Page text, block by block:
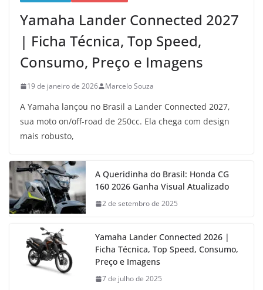
Yamaha Lander Connected 2027
| Ficha Técnica, Top Speed,
Consumo, Preço e Imagens
19 de janeiro de 2026 Marcelo Souza
A Yamaha lançou no Brasil a Lander Connected 2027,
sua moto on/off-road de 250cc. Ela chega com design
mais robusto,
A Queridinha do Brasil: Honda CG
160 2026 Ganha Visual Atualizado
2 de setembro de 2025
Yamaha Lander Connected 2026 |
Ficha Técnica, Top Speed, Consumo,
Preço e Imagens
7 de julho de 2025